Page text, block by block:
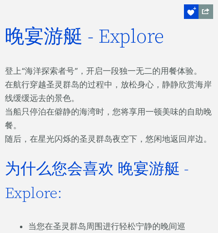
晚宴游艇 - Explore
登上“海洋探索者号”，开启一段独一无二的用餐体验。
在航行穿越圣灵群岛的过程中，放松身心，静静欣赏海岸
线缓缓远去的景色。
当船只停泊在僻静的海湾时，您将享用一顿美味的自助晚
餐。
随后，在星光闪烁的圣灵群岛夜空下，悠闲地返回岸边。
为什么您会喜欢 晚宴游艇 -
Explore:
当您在圣灵群岛周围进行轻松宁静的晚间巡